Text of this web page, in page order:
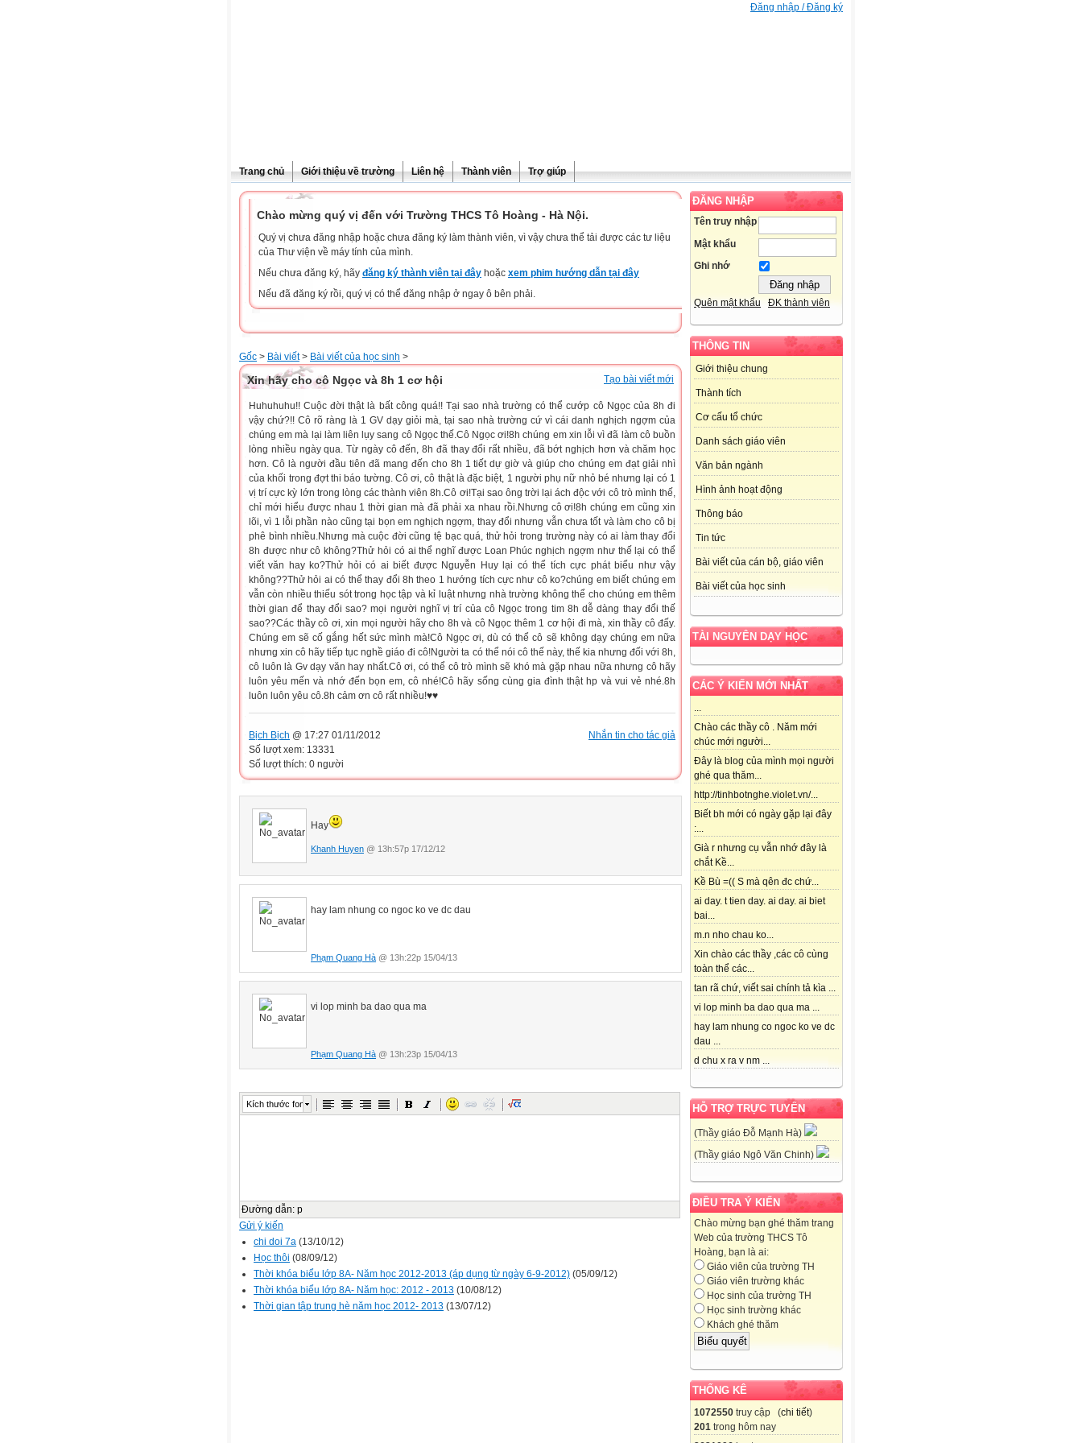
Đăng nhập / Đăng ký
Trang chủ Giới thiệu về trường Liên hệ Thành viên Trợ giúp
ĐĂNG NHẬP
Tên truy nhập
Mật khẩu
Ghi nhớ
Quên mật khẩu ĐK thành viên
THÔNG TIN
Giới thiệu chung
Thành tích
Cơ cấu tổ chức
Danh sách giáo viên
Văn bản ngành
Hình ảnh hoạt động
Thông báo
Tin tức
Bài viết của cán bộ, giáo viên
Bài viết của học sinh
TÀI NGUYÊN DẠY HỌC
CÁC Ý KIẾN MỚI NHẤT
...
Chào các thầy cô . Năm mới
chúc mới người...
Đây là blog của mình mọi người
ghé qua thăm...
http://tinhbotnghe.violet.vn/...
Biết bh mới có ngày gặp lại đây
:...
Già r nhưng cụ vẫn nhớ đây là
chắt Kề...
Kề Bù =(( S mà qên đc chứ...
ai day. t tien day. ai day. ai biet
bai...
m.n nho chau ko...
Xin chào các thầy ,các cô cùng
toàn thể các...
tan rã chứ, viết sai chính tả kìa ...
vi lop minh ba dao qua ma ...
hay lam nhung co ngoc ko ve dc
dau ...
d chu x ra v nm ...
HỖ TRỢ TRỰC TUYẾN
(Thầy giáo Đỗ Mạnh Hà)
(Thầy giáo Ngô Văn Chinh)
ĐIỀU TRA Ý KIẾN
Chào mừng bạn ghé thăm trang
Web của trường THCS Tô
Hoàng, bạn là ai:
Giáo viên của trường TH
Giáo viên trường khác
Học sinh của trường TH
Học sinh trường khác
Khách ghé thăm
THỐNG KÊ
1072550 truy cập (chi tiết)
201 trong hôm nay
Chào mừng quý vị đến với Trường THCS Tô Hoàng - Hà Nội.
Quý vị chưa đăng nhập hoặc chưa đăng ký làm thành viên, vì vậy chưa thể tải được các tư liệu
của Thư viện về máy tính của mình.
Nếu chưa đăng ký, hãy đăng ký thành viên tại đây hoặc xem phim hướng dẫn tại đây
Nếu đã đăng ký rồi, quý vị có thể đăng nhập ở ngay ô bên phải.
Gốc > Bài viết> Bài viết của học sinh >
Tạo bài viết mới
Xin hãy cho cô Ngọc và 8h 1 cơ hội
Huhuhuhu!! Cuộc đời thật là bất công quá!! Tại sao nhà trường có thể cướp cô Ngọc của 8h đi
vậy chứ?!! Cô rõ ràng là 1 GV dạy giỏi mà, tại sao nhà trường cứ vì cái danh nghịch ngợm của
chúng em mà lại làm liên lụy sang cô Ngọc thế.Cô Ngọc ơi!8h chúng em xin lỗi vì đã làm cô buồn
lòng nhiều ngày qua. Từ ngày cô đến, 8h đã thay đổi rất nhiều, đã bớt nghịch hơn và chăm học
hơn. Cô là người đầu tiên đã mang đến cho 8h 1 tiết dự giờ và giúp cho chúng em đạt giải nhì
của khối trong đợt thi báo tường. Cô ơi, cô thật là đặc biệt, 1 người phụ nữ nhỏ bé nhưng lại có 1
vị trí cực kỳ lớn trong lòng các thành viên 8h.Cô ơi!Tại sao ông trời lại ách độc với cô trò mình thế,
chỉ mới hiểu được nhau 1 thời gian mà đã phải xa nhau rồi.Nhưng cô ơi!8h chúng em cũng xin
lõi, vì 1 lỗi phần nào cũng tại bọn em nghịch ngợm, thay đổi nhưng vẫn chưa tốt và làm cho cô bị
phê bình nhiều.Nhưng mà cuộc đời cũng tệ bạc quá, thử hỏi trong trường này có ai làm thay đổi
8h được như cô không?Thử hỏi có ai thể nghĩ được Loan Phúc nghịch ngợm như thế lại có thể
viết văn hay ko?Thử hỏi có ai biết được Nguyễn Huy lại có thể tích cực phát biểu như vậy
không??Thử hỏi ai có thể thay đổi 8h theo 1 hướng tích cực như cô ko?chúng em biết chúng em
vẫn còn nhiều thiếu sót trong học tập và kỉ luật nhưng nhà trường không thể cho chúng em thêm
thời gian để thay đổi sao? mọi người nghĩ vị trí của cô Ngọc trong tim 8h dễ dàng thay đổi thế
sao??Các thầy cô ơi, xin mọi người hãy cho 8h và cô Ngọc thêm 1 cơ hội đi mà, xin thầy cô đấy.
Chúng em sẽ cố gắng hết sức mình mà!Cô Ngọc ơi, dù có thể cô sẽ không dạy chúng em nữa
nhưng xin cô hãy tiếp tục nghề giáo đi cô!Người ta có thể nói cô thế này, thế kia nhưng đối với 8h,
cô luôn là Gv dạy văn hay nhất.Cô ơi, có thể cô trò mình sẽ khó mà gặp nhau nữa nhưng cô hãy
luôn yêu mến và nhớ đến bọn em, cô nhé!Cô hãy sống cùng gia đình thật hp và vui vẻ nhé.8h
luôn luôn yêu cô.8h cảm ơn cô rất nhiều!♥♥
Nhắn tin cho tác giả
Bịch Bịch @ 17:27 01/11/2012
Số lượt xem: 13331
Số lượt thích: 0 người
Hay
Khanh Huyen @ 13h:57p 17/12/12
hay lam nhung co ngoc ko ve dc dau
Phạm Quang Hà @ 13h:22p 15/04/13
vi lop minh ba dao qua ma
Phạm Quang Hà @ 13h:23p 15/04/13
Kích thước font
Đường dẫn: p
Gửi ý kiến
chi doi 7a (13/10/12)
Học thôi (08/09/12)
Thời khóa biểu lớp 8A- Năm học 2012-2013 (áp dụng từ ngày 6-9-2012) (05/09/12)
Thời khóa biểu lớp 8A- Năm học: 2012 - 2013 (10/08/12)
Thời gian tập trung hè năm học 2012- 2013 (13/07/12)